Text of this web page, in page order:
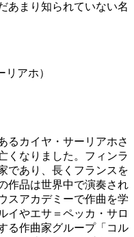
あまり知られていない名
リアホ）
るカイヤ・サーリアホさ
くなりました。フィンラ
であり、長くフランスを
作品は世界中で演奏され
スアカデミーで作曲を学
イやエサ＝ペッカ・サロ
る作曲家グループ「コル